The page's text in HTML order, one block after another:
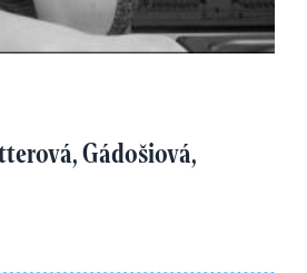
Gádošiová,